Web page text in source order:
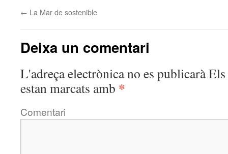
← La Mar de sostenible
Deixa un comentari
L'adreça electrònica no es publicaràEls
estan marcats amb *
Comentari